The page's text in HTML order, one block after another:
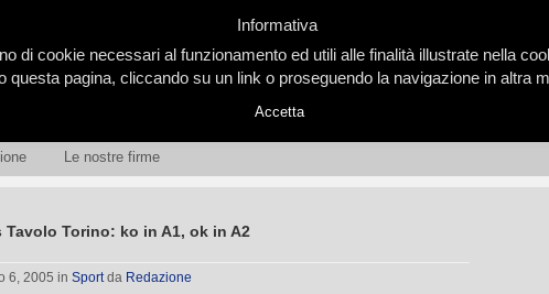
Le nostre firme
Tavolo Torino: ko in A1, ok in A2
6, 2005 in Sportda Redazione
Informativa
di cookie necessari al funzionamento ed utili alle finalità illustrate nella
questa pagina, cliccando su un link o proseguendo la navigazione in altra
Accetta